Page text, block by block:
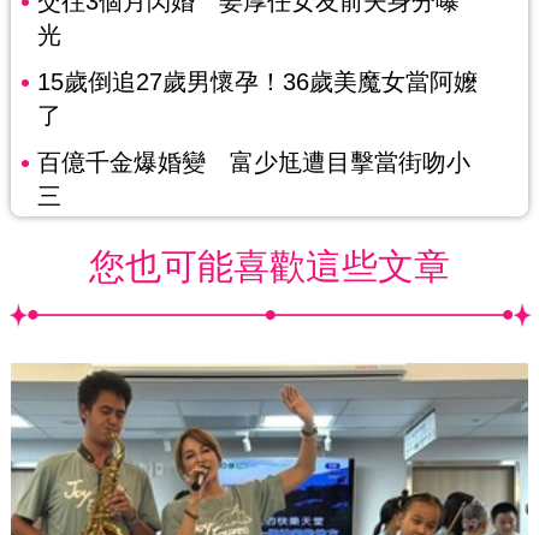
光
15歲倒追27歲男懷孕！36歲美魔女當阿嬤
了
百億千金爆婚變 富少尪遭目擊當街吻小
三
您也可能喜歡這些文章